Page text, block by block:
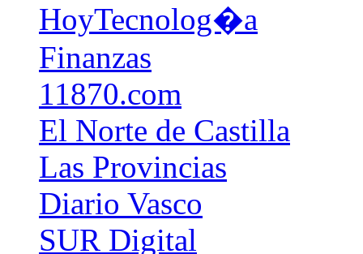
HoyTecnolog�a
Finanzas
11870.com
El Norte de Castilla
Las Provincias
Diario Vasco
SUR Digital